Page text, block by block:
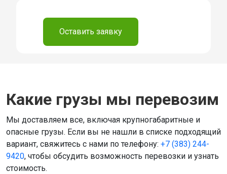
Оставить заявку
Какие грузы мы перевозим
Мы доставляем все, включая крупногабаритные и
опасные грузы. Если вы не нашли в списке подходящий
вариант, свяжитесь с нами по телефону: +7 (383) 244-
9420, чтобы обсудить возможность перевозки и узнать
стоимость.